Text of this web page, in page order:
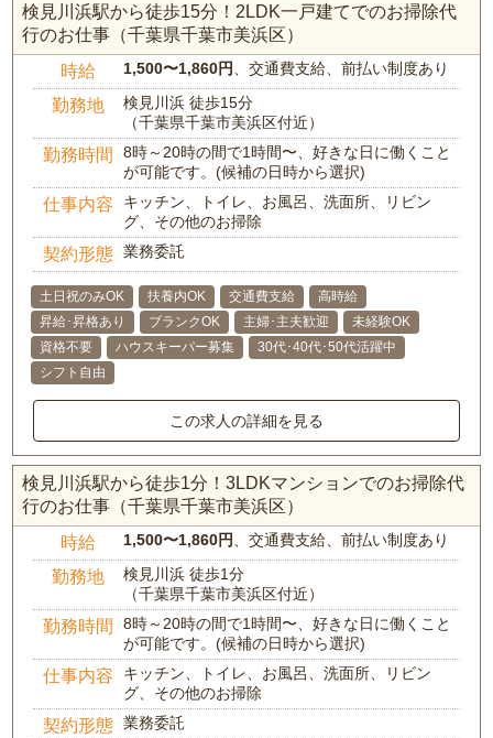
検見川浜駅から徒歩15分！2LDK一戸建てでのお掃除代
行のお仕事（千葉県千葉市美浜区）
時給 1,500〜1,860円 、交通費支給、前払い制度あり
勤務地
検見川浜 徒歩15分
（千葉県千葉市美浜区付近）
勤務時間
8時～20時の間で1時間〜、好きな日に働くこと
が可能です。(候補の日時から選択)
仕事内容
キッチン、トイレ、お風呂、洗面所、リビン
グ、その他のお掃除
契約形態 業務委託
土日祝のみOK 扶養内OK 交通費支給
高時給
昇給･昇格あり
ブランクOK 主婦･主夫歓迎
未経験OK
資格不要
ハウスキーパー募集
30代･40代･50代活躍中
シフト自由
この求人の詳細を見る
検見川浜駅から徒歩1分！3LDKマンションでのお掃除代
行のお仕事（千葉県千葉市美浜区）
時給 1,500〜1,860円 、交通費支給、前払い制度あり
勤務地
検見川浜 徒歩1分
（千葉県千葉市美浜区付近）
勤務時間
8時～20時の間で1時間〜、好きな日に働くこと
が可能です。(候補の日時から選択)
仕事内容
キッチン、トイレ、お風呂、洗面所、リビン
グ、その他のお掃除
契約形態 業務委託